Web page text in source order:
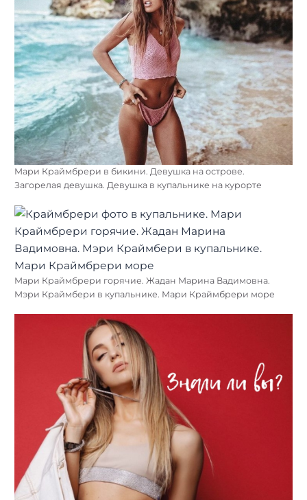
Мари Краймбрери в бикини. Девушка на острове.
Загорелая девушка. Девушка в купальнике на курорте
Мари Краймбрери горячие. Жадан Марина Вадимовна.
Мэри Краймбери в купальнике. Мари Краймбрери море